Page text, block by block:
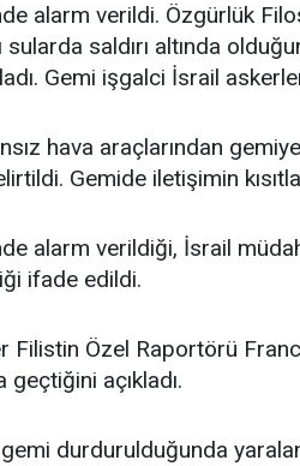
alarm verildi. Özgürlük
sularda saldırı altında
Gemi işgalci İsrail
hava araçlarından
Gemide iletişimin
alarm verildiği, İsrail
ifade edildi.
Filistin Özel Raportörü
geçtiğini açıkladı.
gemi durdurulduğunda